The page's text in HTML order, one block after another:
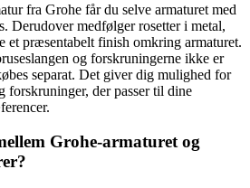
fra Grohe får du selve armaturet med
Derudover medfølger rosetter i metal,
et præsentabelt finish omkring armaturet.
og forskruningerne ikke er
separat. Det giver dig mulighed for
forskruninger, der passer til dine
Grohe-armaturet og